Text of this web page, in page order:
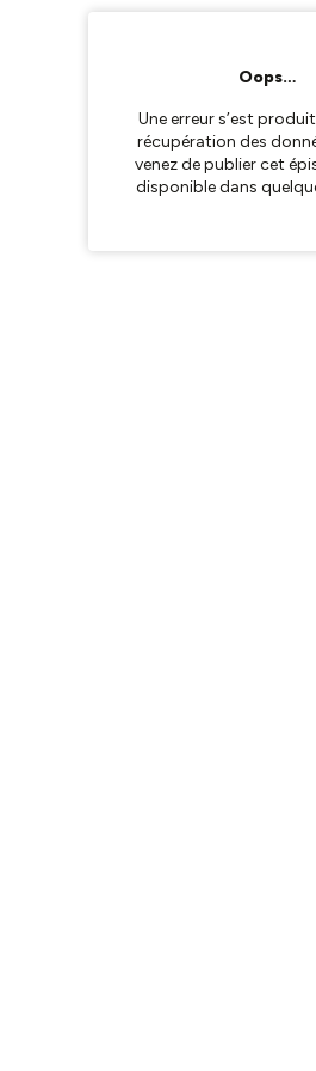
Oops…
Une erreur s’est
récupération des
venez de publier cet
disponible dans